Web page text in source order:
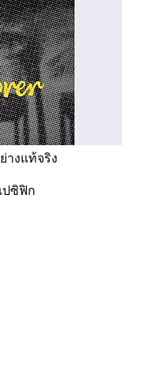
างแท้จริง
ปซิฟิก